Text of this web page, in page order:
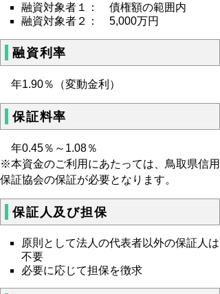
融資対象者１： 債権額の範囲内
融資対象者２： 5,000万円
融資利率
年1.90％（変動金利）
保証料率
年0.45％～1.08％
※本資金のご利用にあたっては、鳥取県信用
保証協会の保証が必要となります。
保証人及び担保
原則として法人の代表者以外の保証人は
不要
必要に応じて担保を徴求